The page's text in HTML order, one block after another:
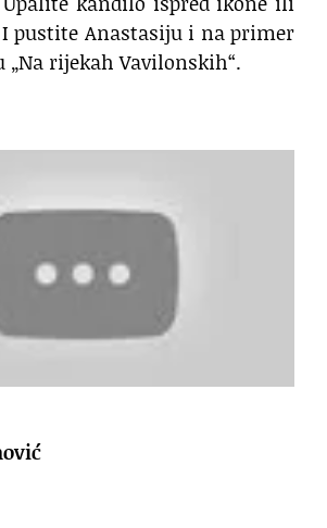
pustite Anastasiju i na primer
„Na rijekah Vavilonskih“.